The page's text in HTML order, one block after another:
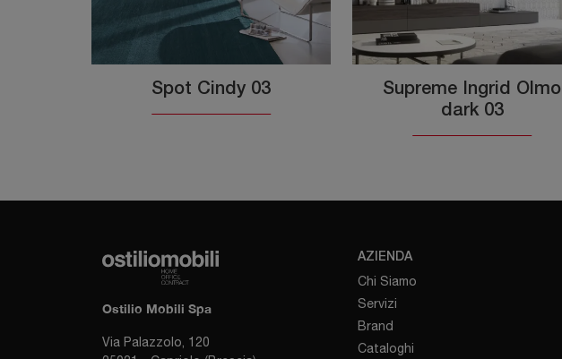
Spot Cindy 03
Supreme Ingrid Olmo
dark 03
Ostilio Mobili Spa
Via Palazzolo, 120
AZIENDA
Chi Siamo
Servizi
Brand
Cataloghi